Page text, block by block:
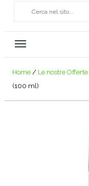
Home / Le nostre Offerte
(100 ml)